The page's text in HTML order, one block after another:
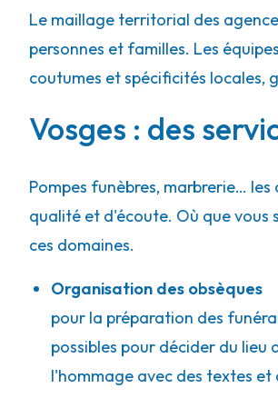
88320 Lamarche
l'agence 03 67 72 02 11
A votre écoute 24h/24 7j/7
Rohrer Pierre -
09h-12h14h-17h
-
l'agence
Rohrer Pierre -
14h-17h
Le maillage territorial des
personnes et familles. Les
coutumes et spécificités locales,
Vosges : des
Pompes funèbres, marbrerie…
qualité et d'écoute. Où que vous
ces domaines.
Organisation des obsèques
pour la préparation des
possibles pour décider du lieu
l'hommage avec des textes et